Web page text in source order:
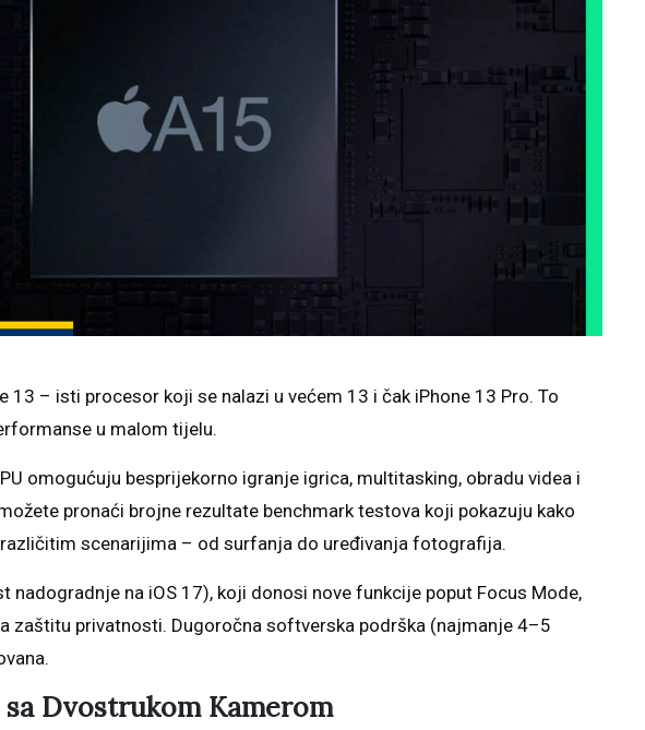
13 – isti procesor koji se nalazi u većem 13 i čak iPhone 13 Pro. To
u malom tijelu.
omogućuju besprijekorno igranje igrica, multitasking, obradu videa i
pronaći brojne rezultate benchmark testova koji pokazuju kako
scenarijima – od surfanja do uređivanja fotografija.
nadogradnje na iOS 17), koji donosi nove funkcije poput Focus Mode,
zaštitu privatnosti. Dugoročna softverska podrška (najmanje 4–5
Dvostrukom Kamerom